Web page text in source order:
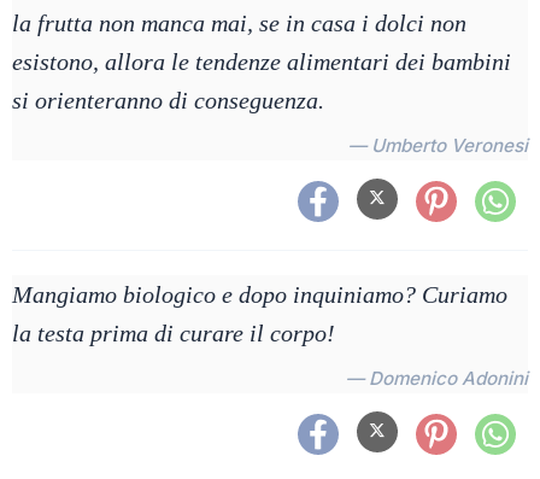
la frutta non manca mai, se in casa i dolci non
esistono, allora le tendenze alimentari dei bambini
si orienteranno di conseguenza.
— Umberto Veronesi
Mangiamo biologico e dopo inquiniamo? Curiamo
la testa prima di curare il corpo!
— Domenico Adonini